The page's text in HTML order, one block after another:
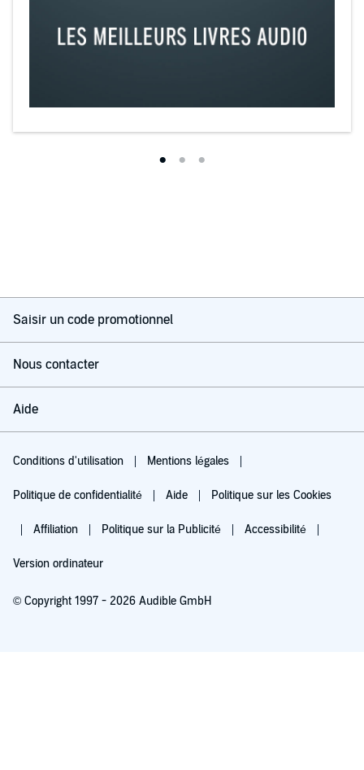
Saisir un code promotionnel
Nous contacter
Aide
Conditions d'utilisation Mentions légales
Politique de confidentialité Aide Politique sur les Cookies
Affiliation Politique sur la Publicité Accessibilité
Version ordinateur
© Copyright 1997 - 2026 Audible GmbH